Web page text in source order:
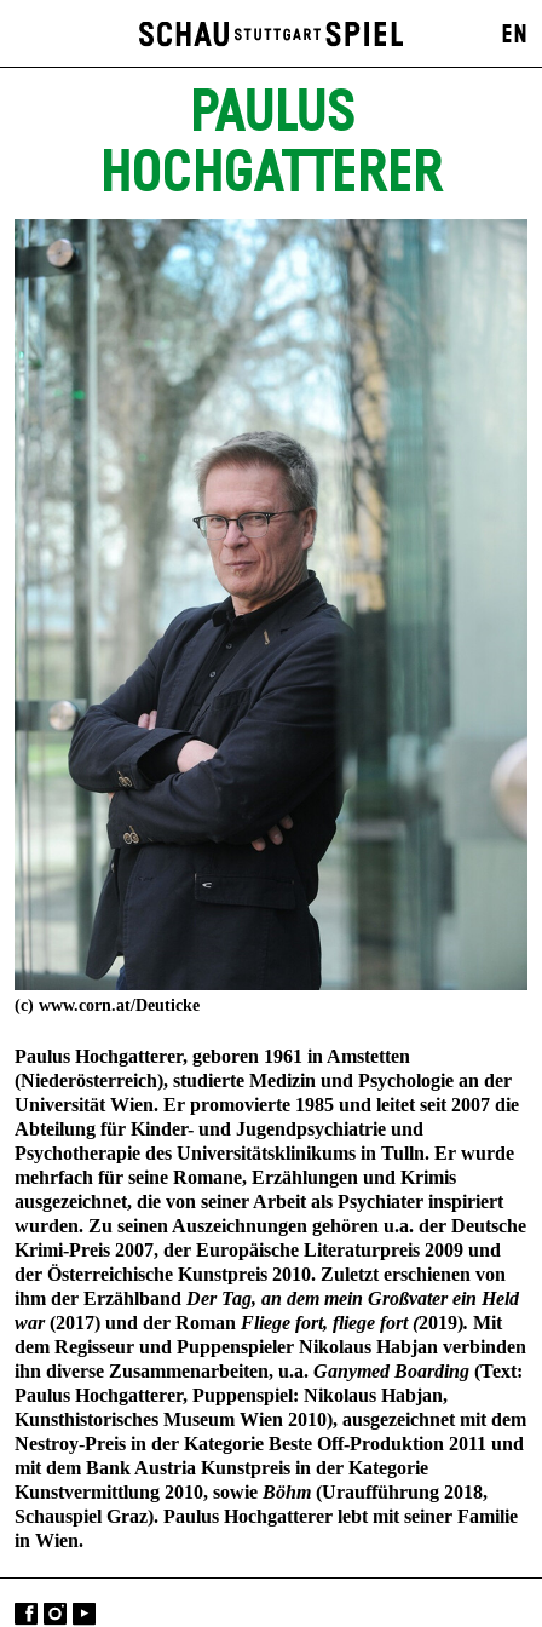
EN
PAULUS
HOCHGATTERER
(c) www.corn.at/Deuticke
Paulus Hochgatterer, geboren 1961 in Amstetten
(Niederösterreich), studierte Medizin und Psychologie an der
Universität Wien. Er promovierte 1985 und leitet seit 2007 die
Abteilung für Kinder- und Jugendpsychiatrie und
Psychotherapie des Universitätsklinikums in Tulln. Er wurde
mehrfach für seine Romane, Erzählungen und Krimis
ausgezeichnet, die von seiner Arbeit als Psychiater inspiriert
wurden. Zu seinen Auszeichnungen gehören u.a. der Deutsche
Krimi-Preis 2007, der Europäische Literaturpreis 2009 und
der Österreichische Kunstpreis 2010. Zuletzt erschienen von
ihm der Erzählband Der Tag, an dem mein Großvater ein Held
war(2017) und der Roman Fliege fort, fliege fort (2019). Mit
dem Regisseur und Puppenspieler Nikolaus Habjan verbinden
ihn diverse Zusammenarbeiten, u.a. Ganymed Boarding (Text:
Paulus Hochgatterer, Puppenspiel: Nikolaus Habjan,
Kunsthistorisches Museum Wien 2010), ausgezeichnet mit dem
Nestroy-Preis in der Kategorie Beste Off-Produktion 2011 und
mit dem Bank Austria Kunstpreis in der Kategorie
Kunstvermittlung 2010, sowie Böhm (Uraufführung 2018,
Schauspiel Graz). Paulus Hochgatterer lebt mit seiner Familie
in Wien.